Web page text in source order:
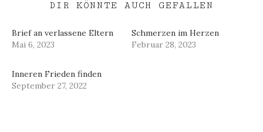
DIR KÖNNTE AUCH GEFALLEN
Brief an verlassene Eltern
Mai 6, 2023
Schmerzen im Herzen
Februar 28, 2023
Inneren Frieden finden
September 27, 2022